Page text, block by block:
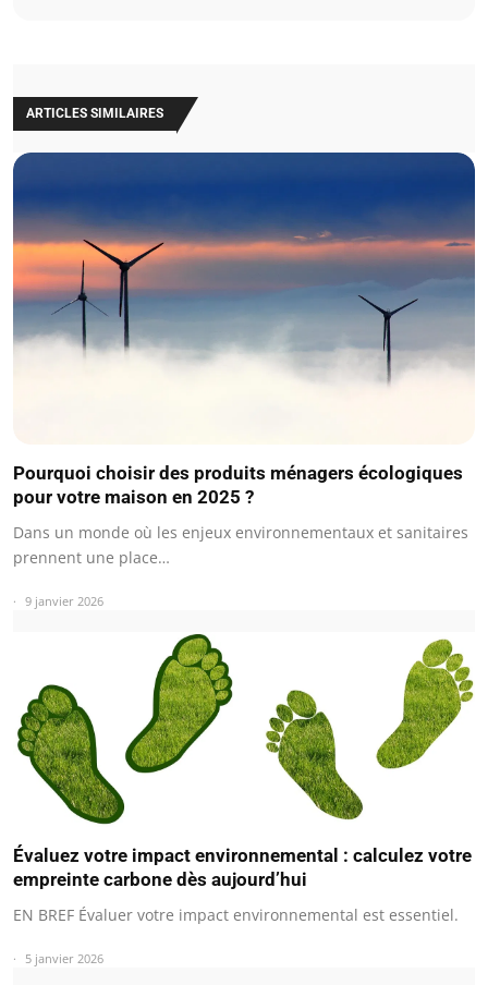
ARTICLES SIMILAIRES
Pourquoi choisir des produits ménagers écologiques
pour votre maison en 2025 ?
Dans un monde où les enjeux environnementaux et sanitaires
prennent une place…
9 janvier 2026
Évaluez votre impact environnemental : calculez votre
empreinte carbone dès aujourd’hui
EN BREF Évaluer votre impact environnemental est essentiel.
5 janvier 2026